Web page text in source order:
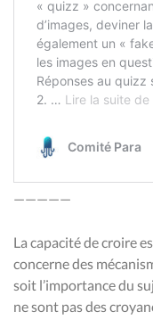
—————
La capacité de croire
concerne des
soit l’importance du
ne sont pas des